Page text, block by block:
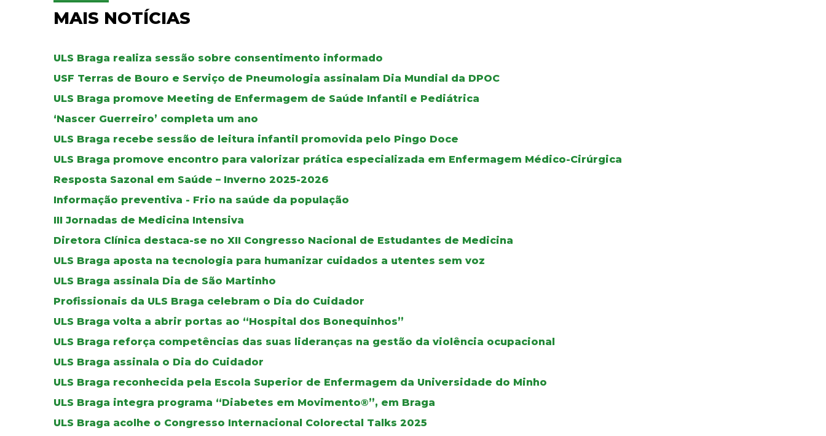
MAIS NOTÍCIAS
ULS Braga realiza sessão sobre consentimento informado
USF Terras de Bouro e Serviço de Pneumologia assinalam Dia Mundial da DPOC
ULS Braga promove Meeting de Enfermagem de Saúde Infantil e Pediátrica
‘Nascer Guerreiro’ completa um ano
ULS Braga recebe sessão de leitura infantil promovida pelo Pingo Doce
ULS Braga promove encontro para valorizar prática especializada em Enfermagem Médico-Cirúrgica
Resposta Sazonal em Saúde – Inverno 2025-2026
Informação preventiva - Frio na saúde da população
III Jornadas de Medicina Intensiva
Diretora Clínica destaca-se no XII Congresso Nacional de Estudantes de Medicina
ULS Braga aposta na tecnologia para humanizar cuidados a utentes sem voz
ULS Braga assinala Dia de São Martinho
Profissionais da ULS Braga celebram o Dia do Cuidador
ULS Braga volta a abrir portas ao “Hospital dos Bonequinhos”
ULS Braga reforça competências das suas lideranças na gestão da violência ocupacional
ULS Braga assinala o Dia do Cuidador
ULS Braga reconhecida pela Escola Superior de Enfermagem da Universidade do Minho
ULS Braga integra programa “Diabetes em Movimento®”, em Braga
ULS Braga acolhe o Congresso Internacional Colorectal Talks 2025